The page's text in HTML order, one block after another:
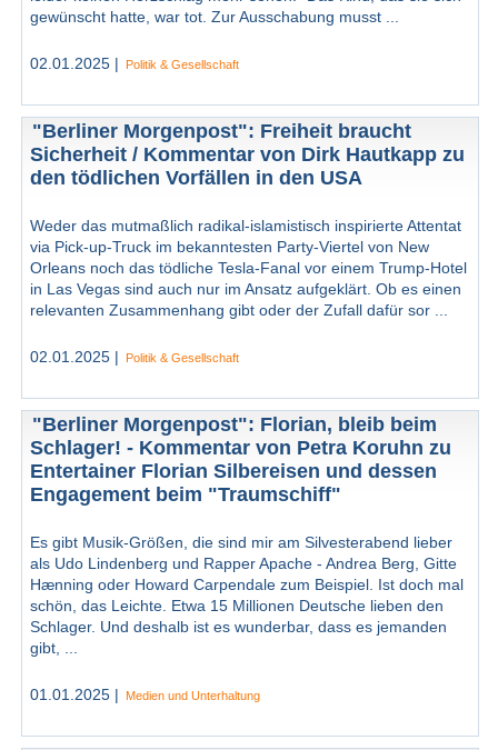
gewünscht hatte, war tot. Zur Ausschabung musst ...
02.01.2025 | Politik & Gesellschaft
"Berliner Morgenpost": Freiheit braucht
Sicherheit / Kommentar von Dirk Hautkapp zu
den tödlichen Vorfällen in den USA
Weder das mutmaßlich radikal-islamistisch inspirierte Attentat
via Pick-up-Truck im bekanntesten Party-Viertel von New
Orleans noch das tödliche Tesla-Fanal vor einem Trump-Hotel
in Las Vegas sind auch nur im Ansatz aufgeklärt. Ob es ei­nen
relevanten Zusammenhang gibt oder der Zufall dafür sor ...
02.01.2025 | Politik & Gesellschaft
"Berliner Morgenpost": Florian, bleib beim
Schlager! - Kommentar von Petra Koruhn zu
Entertainer Florian Silbereisen und dessen
Engagement beim "Traumschiff"
Es gibt Musik-Größen, die sind mir am Silvesterabend lieber
als Udo Lindenberg und Rapper Apache - Andrea Berg, Gitte
Hænning oder Howard Carpendale zum Beispiel. Ist doch mal
schön, das Leichte. Etwa 15 Millionen Deutsche lieben den
Schlager. Und deshalb ist es wunderbar, dass es jemanden
gibt, ...
01.01.2025 | Medien und Unterhaltung